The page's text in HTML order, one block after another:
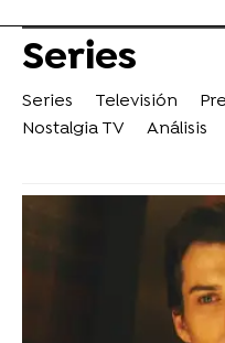
Series
Series Televisión
Nostalgia TV
Análisis